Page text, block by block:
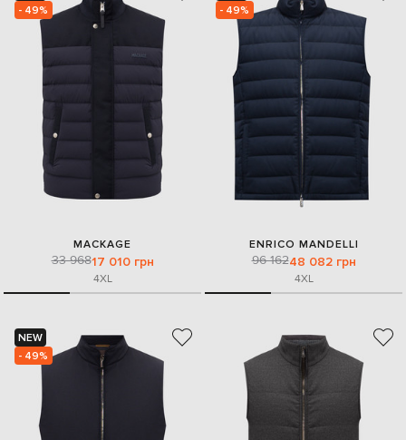
- 49%
MACKAGE
33 96817 010 грн
4XL
- 49%
ENRICO MANDELLI
96 16248 082 грн
4XL
NEW
- 49%